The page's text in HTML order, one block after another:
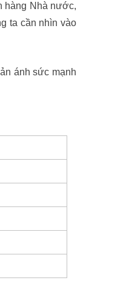
hàng Nhà nước,
ta cần nhìn vào
ánh sức mạnh